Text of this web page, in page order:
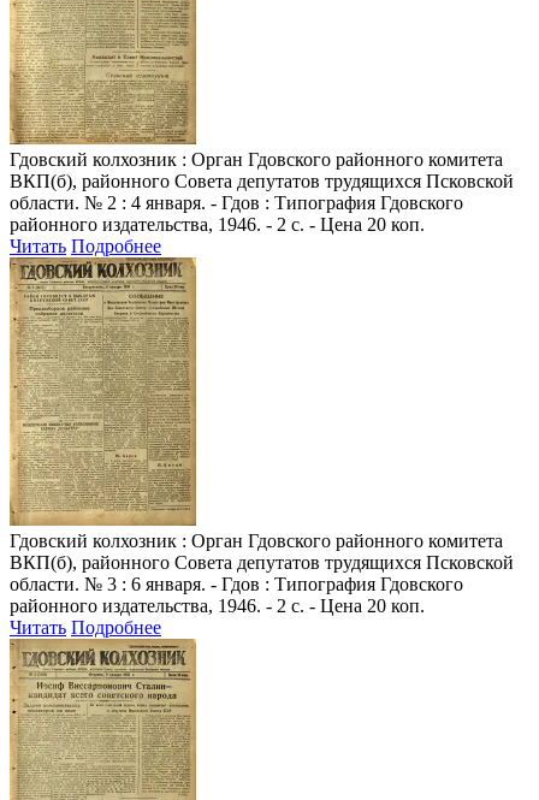
Гдовский колхозник : Орган Гдовского районного комитета
ВКП(б), районного Совета депутатов трудящихся Псковской
области. № 2 : 4 января. - Гдов : Типография Гдовского
районного издательства, 1946. - 2 с. - Цена 20 коп.
Читать Подробнее
Гдовский колхозник : Орган Гдовского районного комитета
ВКП(б), районного Совета депутатов трудящихся Псковской
области. № 3 : 6 января. - Гдов : Типография Гдовского
районного издательства, 1946. - 2 с. - Цена 20 коп.
Читать Подробнее